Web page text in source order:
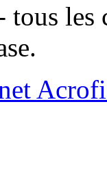
les